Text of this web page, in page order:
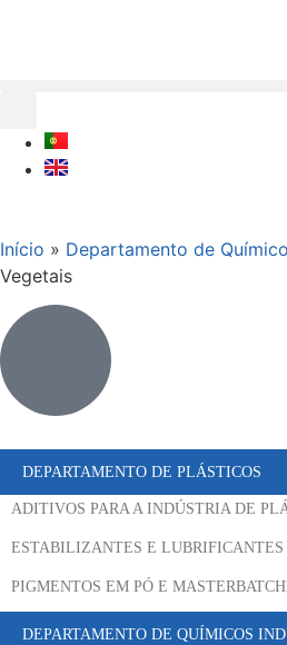
Início » Departamento de
Vegetais
DEPARTAMENTO DE PLÁSTICOS
ADITIVOS PARA A INDÚSTRIA DE
ESTABILIZANTES E LUBRIFICANTES
PIGMENTOS EM PÓ E
DEPARTAMENTO DE QUÍMICOS